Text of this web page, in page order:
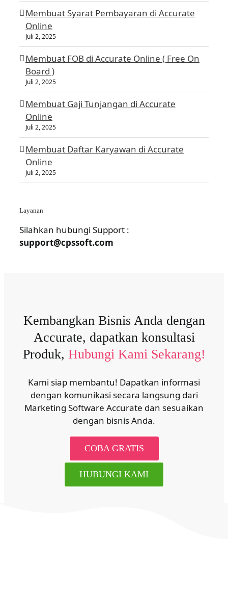
Membuat Syarat Pembayaran di Accurate
Online
Juli 2, 2025
Membuat FOB di Accurate Online ( Free On
Board )
Juli 2, 2025
Membuat Gaji Tunjangan di Accurate
Online
Juli 2, 2025
Membuat Daftar Karyawan di Accurate
Online
Juli 2, 2025
Layanan
Silahkan hubungi Support :
support@cpssoft.com
Kembangkan Bisnis Anda dengan
Accurate, dapatkan konsultasi
Produk, Hubungi Kami Sekarang!
Kami siap membantu! Dapatkan informasi
dengan komunikasi secara langsung dari
Marketing Software Accurate dan sesuaikan
dengan bisnis Anda.
COBA GRATIS
HUBUNGI KAMI